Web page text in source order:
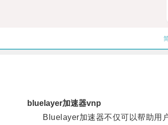
bluelayer加速器vnp
Bluelayer加速器不仅可以帮助用户